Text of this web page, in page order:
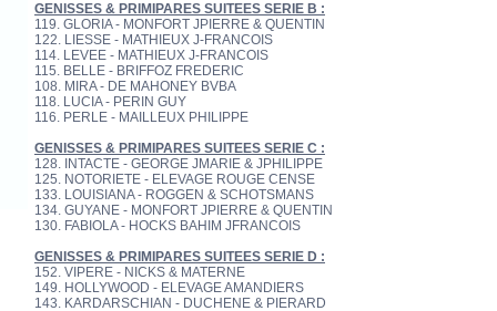
GENISSES & PRIMIPARES SUITEES SERIE B :
119. GLORIA - MONFORT JPIERRE & QUENTIN
122. LIESSE - MATHIEUX J-FRANCOIS
114. LEVEE - MATHIEUX J-FRANCOIS
115. BELLE - BRIFFOZ FREDERIC
108. MIRA - DE MAHONEY BVBA
118. LUCIA - PERIN GUY
116. PERLE - MAILLEUX PHILIPPE
GENISSES & PRIMIPARES SUITEES SERIE C :
128. INTACTE - GEORGE JMARIE & JPHILIPPE
125. NOTORIETE - ELEVAGE ROUGE CENSE
133. LOUISIANA - ROGGEN & SCHOTSMANS
134. GUYANE - MONFORT JPIERRE & QUENTIN
130. FABIOLA - HOCKS BAHIM JFRANCOIS
GENISSES & PRIMIPARES SUITEES SERIE D :
152. VIPERE - NICKS & MATERNE
149. HOLLYWOOD - ELEVAGE AMANDIERS
143. KARDARSCHIAN - DUCHENE & PIERARD